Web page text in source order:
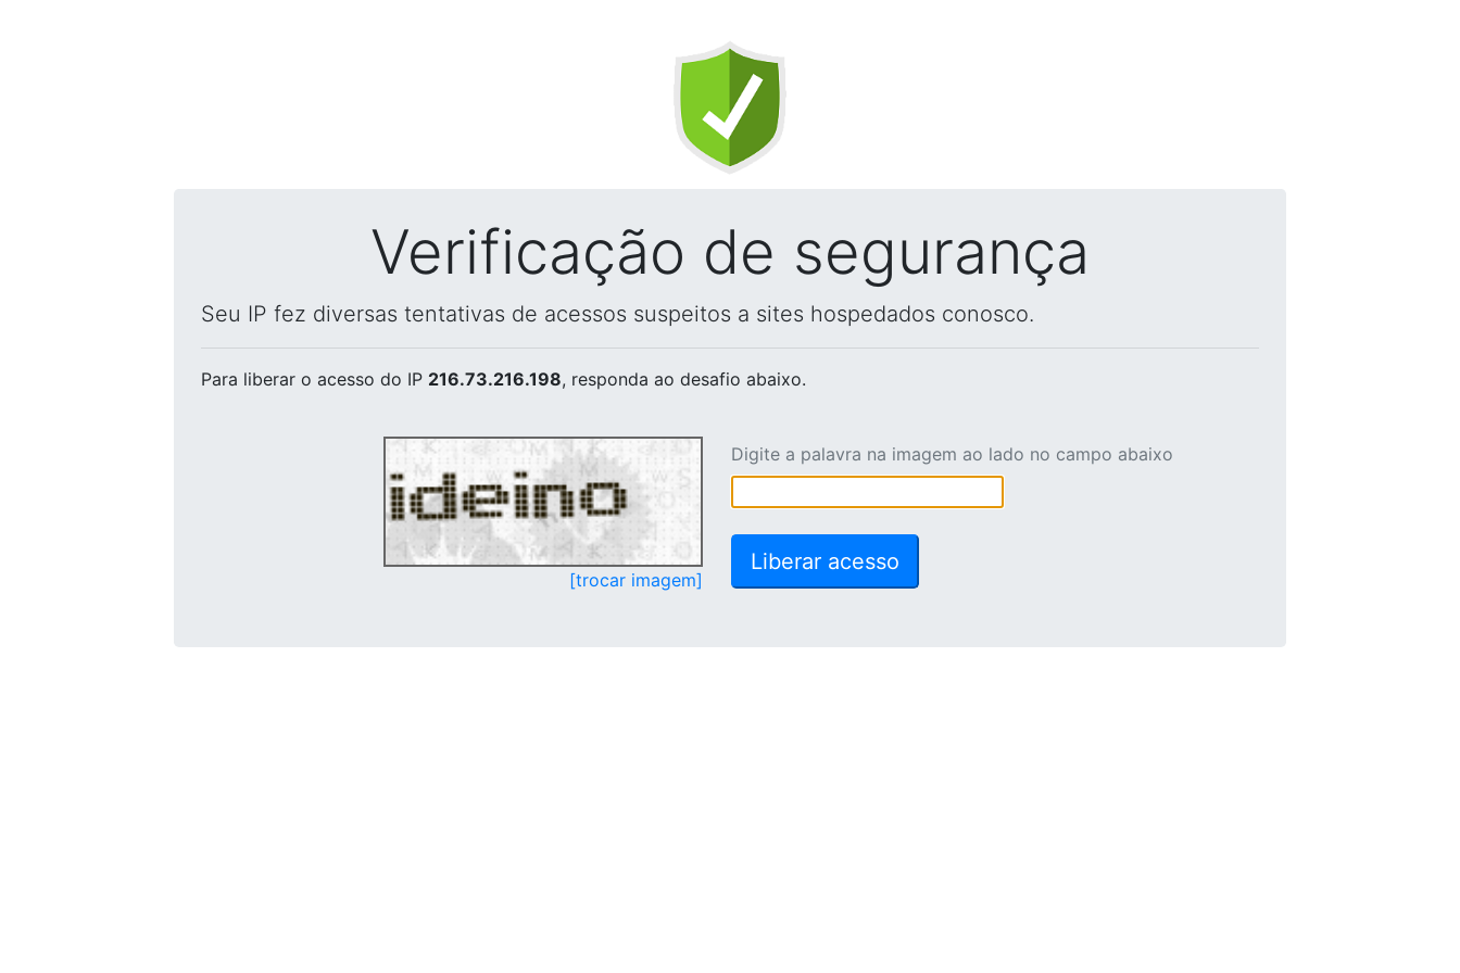
Verificação de segurança
Seu IP fez diversas tentativas de acessos suspeitos a sites hospedados conosco.
Para liberar o acesso do IP 216.73.216.198, responda ao desafio abaixo.
[trocar imagem]
Digite a palavra na imagem ao lado no campo abaixo